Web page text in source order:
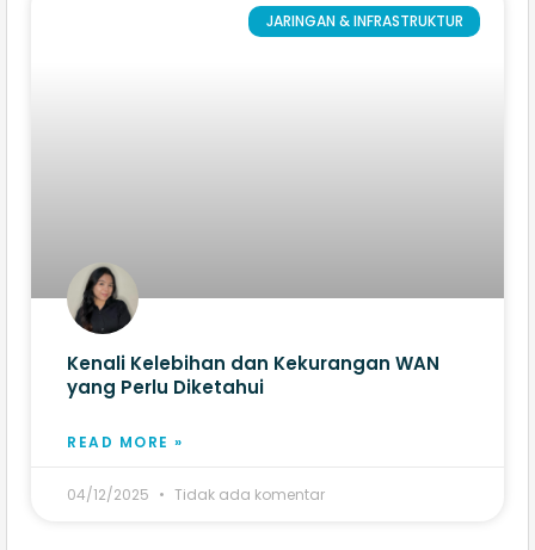
JARINGAN & INFRASTRUKTUR
Kenali Kelebihan dan Kekurangan WAN
yang Perlu Diketahui
READ MORE »
04/12/2025 Tidak ada komentar